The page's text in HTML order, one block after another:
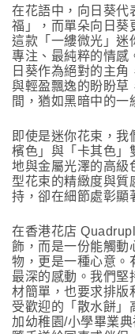
在花語中，向日葵代
福」，而單朵向日葵
這款「一縷微光」迷
專注、最純粹的情感
日葵作為絕對的主
與輕盈飄逸的盼盼草
間，猶如黑暗中的一
即使是迷你花束，
檳色」與「卡其色」
地與金屬光澤的高級
型花束的精緻度與質
持，卻在細節處彰顯
在香港花店
飾，而是一份能觸動
物，更是一種心意。
最深的感動。我們堅
材簡單，也要求排版
受歡迎的「散水餅」
加幼稚園/小學畢業